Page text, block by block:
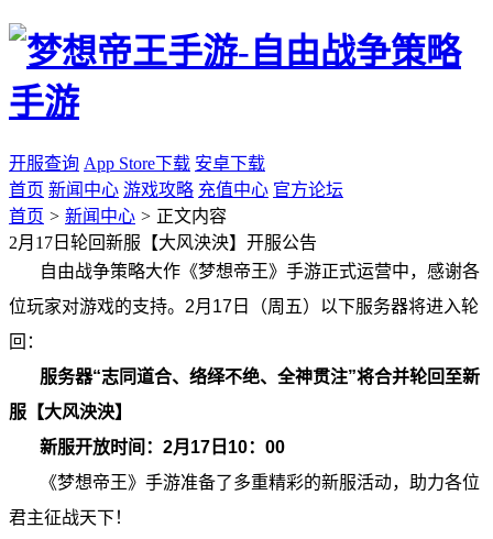
开服查询 App Store下载 安卓下载
首页 新闻中心 游戏攻略 充值中心 官方论坛
首页 > 新闻中心 > 正文内容
2月17日轮回新服【大风泱泱】开服公告
自由战争策略大作《梦想帝王》手游正式运营中，感谢各
位玩家对游戏的支持。2月17日（周五）以下服务器将进入轮
回：
服务器“志同道合、络绎不绝、全神贯注”将合并轮回至新
服【大风泱泱】
新服开放时间：2月17日10：00
《梦想帝王》手游准备了多重精彩的新服活动，助力各位
君主征战天下！